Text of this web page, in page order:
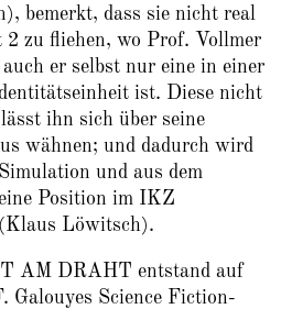
bemerkt, dass sie nicht real
zu fliehen, wo Prof. Vollmer
er selbst nur eine in einer
ist. Diese nicht
ihn sich über seine
wähnen; und dadurch wird
und aus dem
Position im IKZ
Löwitsch).
AM DRAHT entstand auf
Galouyes Science Fiction-